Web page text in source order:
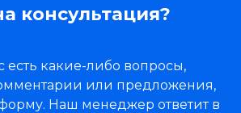
консультация?
есть какие-либо вопросы,
или предложения,
Наш менеджер ответит в